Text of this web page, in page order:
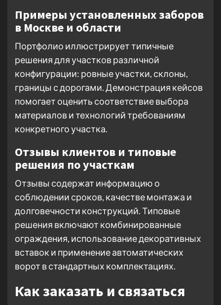
Примеры установленных заборов
в Москве и области
Портфолио иллюстрирует типичные
решения для участков различной
конфигурации: ровные участки, склоны,
границы с дорогами. Демонстрация кейсов
помогает оценить соответствие выбора
материалов и технологий требованиям
конкретного участка.
Отзывы клиентов и типовые
решения по участкам
Отзывы содержат информацию о
соблюдении сроков, качестве монтажа и
долговечности конструкций. Типовые
решения включают комбинированные
ограждения, использование декоративных
вставок и применение автоматических
ворот в стандартных комплектациях.
Как заказать и связаться